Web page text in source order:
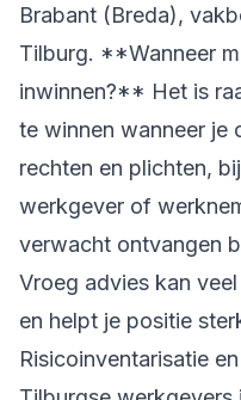
Brabant (Breda),
Tilburg. **Wanneer
inwinnen?** Het is
te winnen wanneer je
rechten en plichten,
werkgever of
verwacht ontvangen
Vroeg advies kan
en helpt je positie
Risicoinventarisatie